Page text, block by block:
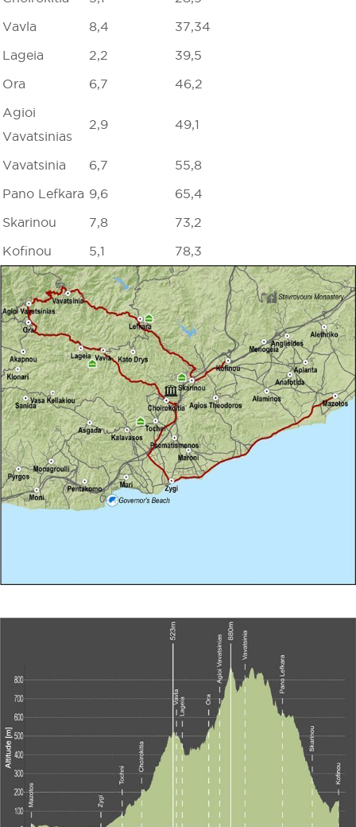
Vavla
8,4
37,34
Lageia
2,2
39,5
Ora
6,7
46,2
Agioi
Vavatsinias
2,9 49,1
Vavatsinia 6,7
55,8
Pano Lefkara 9,6
65,4
Skarinou
7,8
73,2
Kofinou
5,1 78,3